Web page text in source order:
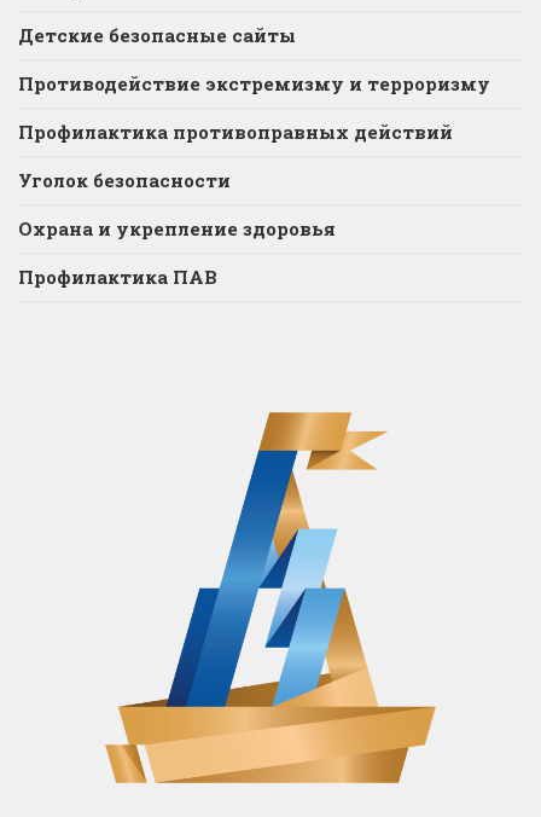
Детские безопасные сайты
Противодействие экстремизму и терроризму
Профилактика противоправных действий
Уголок безопасности
Охрана и укрепление здоровья
Профилактика ПАВ